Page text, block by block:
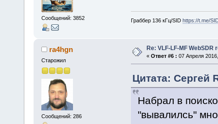
Сообщений: 3852 Граббер 136 кГц/SID https://t.me/
ra4hgn
Старожил
Сообщений: 286
Re: VLF-LF-MF
« Ответ #6 : 07 Апреля
Цитата: Сергей
Набрал в
"вывалилсь"